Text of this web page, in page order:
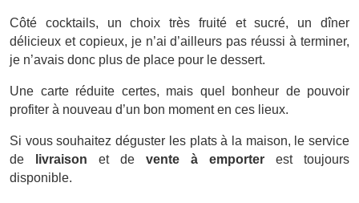
Côté cocktails, un choix très fruité et sucré, un dîner
délicieux et copieux, je n’ai d’ailleurs pas réussi à terminer,
je n’avais donc plus de place pour le dessert.
Une carte réduite certes, mais quel bonheur de pouvoir
profiter à nouveau d’un bon moment en ces lieux.
Si vous souhaitez déguster les plats à la maison, le service
de
livraison et de vente à emporter est toujours
disponible.